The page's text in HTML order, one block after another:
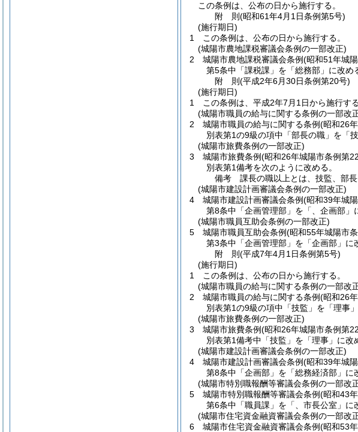
この条例は、公布の日から施行する。
附 則(昭和61年4月1日条例第5号)
(施行期日)
1
この条例は、公布の日から施行する。
(城陽市農地課税審議会条例の一部改正)
2
城陽市農地課税審議会条例(昭和51年城
第5条中「課税課」を「総務部」に改め
附 則(平成2年6月30日条例第20号)
(施行期日)
1
この条例は、平成2年7月1日から施行する
(城陽市職員の給与に関する条例の一部改
2
城陽市職員の給与に関する条例(昭和26
別表第1の9級の項中「部長の職」を「
(城陽市旅費条例の一部改正)
3
城陽市旅費条例(昭和26年城陽市条例第
別表第1備考を次のように改める。
備考 課長の職以上とは、技監、部長
(城陽市建設計画審議会条例の一部改正)
4
城陽市建設計画審議会条例(昭和39年城
第8条中「企画管理部」を「、企画部」
(城陽市職員互助会条例の一部改正)
5
城陽市職員互助会条例(昭和55年城陽市
第3条中「企画管理部」を「企画部」に
附 則(平成7年4月1日条例第5号)
(施行期日)
1
この条例は、公布の日から施行する。
(城陽市職員の給与に関する条例の一部改
2
城陽市職員の給与に関する条例(昭和26
別表第1の9級の項中「技監」を「理事」
(城陽市旅費条例の一部改正)
3
城陽市旅費条例(昭和26年城陽市条例第
別表第1備考中「技監」を「理事」に改
(城陽市建設計画審議会条例の一部改正)
4
城陽市建設計画審議会条例(昭和39年城
第8条中「企画部」を「総務経済部」に
(城陽市特別職報酬等審議会条例の一部改
5
城陽市特別職報酬等審議会条例(昭和43
第6条中「職員課」を「、市長公室」に
(城陽市住宅資金融資審議会条例の一部改
6
城陽市住宅資金融資審議会条例(昭和53